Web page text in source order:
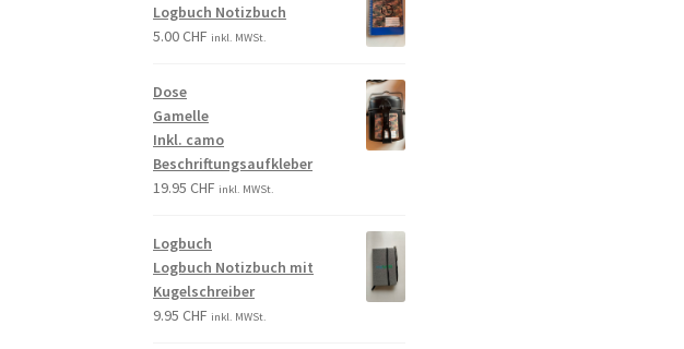
Logbuch Notizbuch
5.00CHF inkl. MWSt.
Dose
Gamelle
Inkl. camo
Beschriftungsaufkleber
19.95CHF inkl. MWSt.
Logbuch
Logbuch Notizbuch mit
Kugelschreiber
9.95CHF inkl. MWSt.